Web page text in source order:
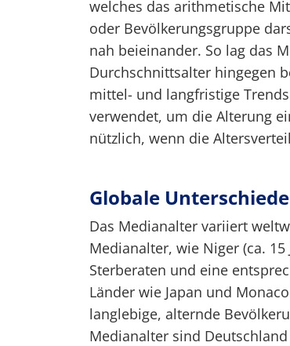
welches das arithmetische
oder Bevölkerungsgruppe
nah beieinander. So lag das
Durchschnittsalter hingegen
mittel- und langfristige
verwendet, um die Alterung
nützlich, wenn die
Globale
Das Medianalter variiert
Medianalter, wie Niger (ca.
Sterberaten und eine
Länder wie Japan und
langlebige, alternde
Medianalter sind